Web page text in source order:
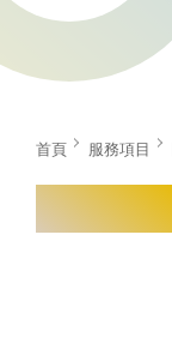
首頁 服務項目